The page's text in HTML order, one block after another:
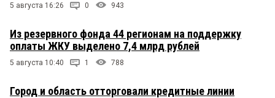
5 августа 16:26 0 943
Из резервного фонда 44 регионам на поддержку
оплаты ЖКУ выделено 7,4 млрд рублей
5 августа 10:40 1 788
Город и область отторговали кредитные линии